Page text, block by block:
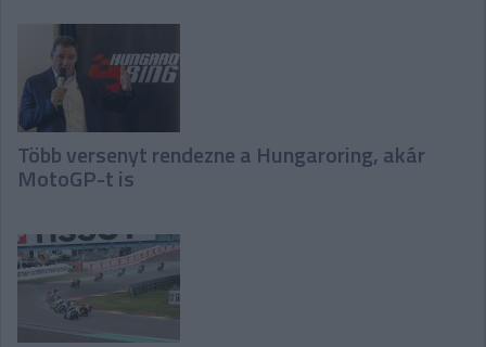
Több versenyt rendezne a Hungaroring, akár
MotoGP-t is